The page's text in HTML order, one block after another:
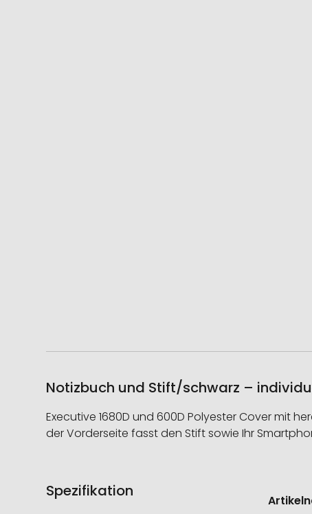
Notizbuch und Stift/schwarz –
Executive 1680D und 600D Polyester Cover mit
der Vorderseite fasst den Stift sowie Ihr
Spezifikation